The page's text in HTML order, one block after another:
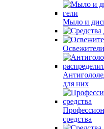
Мыло и
для них
средства